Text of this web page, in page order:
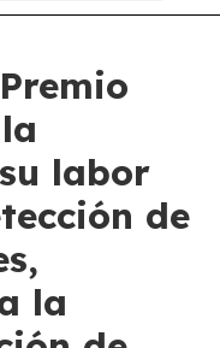
labor
de
la